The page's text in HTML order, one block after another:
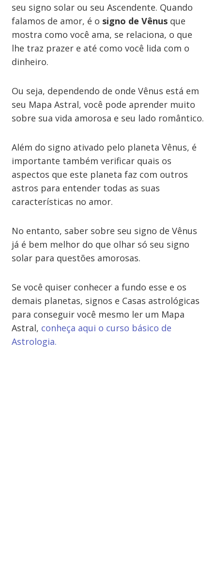
seu signo solar ou seu Ascendente. Quando
falamos de amor, é o signo de Vênus que
mostra como você ama, se relaciona, o que
lhe traz prazer e até como você lida com o
dinheiro.
Ou seja, dependendo de onde Vênus está em
seu Mapa Astral, você pode aprender muito
sobre sua vida amorosa e seu lado romântico.
Além do signo ativado pelo planeta Vênus, é
importante também verificar quais os
aspectos que este planeta faz com outros
astros para entender todas as suas
características no amor.
No entanto, saber sobre seu signo de Vênus
já é bem melhor do que olhar só seu signo
solar para questões amorosas.
Se você quiser conhecer a fundo esse e os
demais planetas, signos e Casas astrológicas
para conseguir você mesmo ler um Mapa
Astral, conheça aqui o curso básico de
Astrologia.